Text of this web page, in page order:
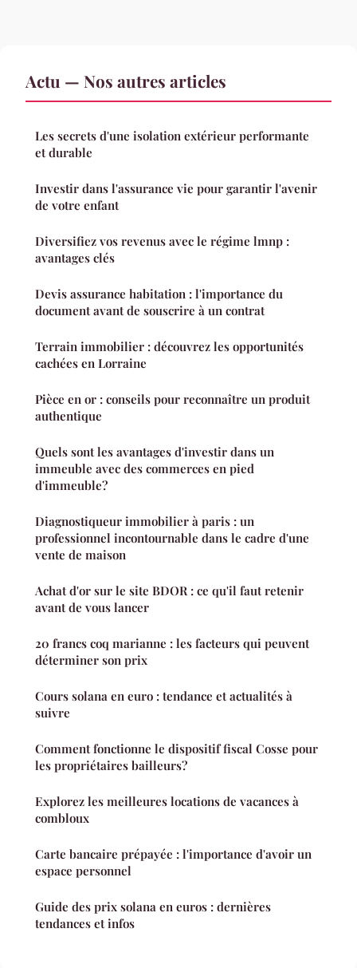
Actu — Nos autres articles
Les secrets d'une isolation extérieur performante
et durable
Investir dans l'assurance vie pour garantir l'avenir
de votre enfant
Diversifiez vos revenus avec le régime lmnp :
avantages clés
Devis assurance habitation : l'importance du
document avant de souscrire à un contrat
Terrain immobilier : découvrez les opportunités
cachées en Lorraine
Pièce en or : conseils pour reconnaître un produit
authentique
Quels sont les avantages d'investir dans un
immeuble avec des commerces en pied
d'immeuble?
Diagnostiqueur immobilier à paris : un
professionnel incontournable dans le cadre d'une
vente de maison
Achat d'or sur le site BDOR : ce qu'il faut retenir
avant de vous lancer
20 francs coq marianne : les facteurs qui peuvent
déterminer son prix
Cours solana en euro : tendance et actualités à
suivre
Comment fonctionne le dispositif fiscal Cosse pour
les propriétaires bailleurs?
Explorez les meilleures locations de vacances à
combloux
Carte bancaire prépayée : l'importance d'avoir un
espace personnel
Guide des prix solana en euros : dernières
tendances et infos